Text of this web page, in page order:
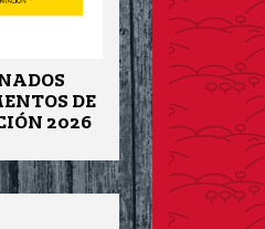
DE
2026